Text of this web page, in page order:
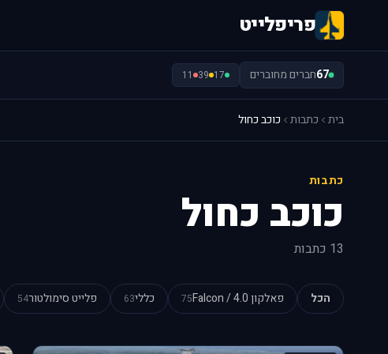
פריפלייט
67חברים מחוברים 17
39
11
בית כתבות כוכב כחול
כתבות
כוכב כחול
13 כתבות
הכל פאלקון 4.0 / Falcon 75 כללי63 פלייט סימולטור54